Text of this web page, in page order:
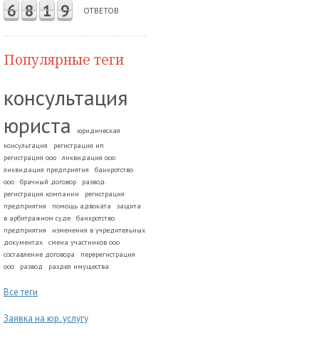
6 8 1 9 ОТВЕТОВ
Популярные теги
консультация
юриста
юридическая
консультация
регистрация ип
регистрация ооо
ликвидация ооо
ликвидация предприятия
банкротство
ооо
брачный договор
развод.
регистрация компании
регистрация
предприятия
помощь адвоката
защита
в арбитражном суде
банкротство
предприятия
изменения в учредительных
документах
смена участников ооо
составление договора
перерегистрация
ооо
развод раздел имущества
Все теги
Заявка на юр. услугу